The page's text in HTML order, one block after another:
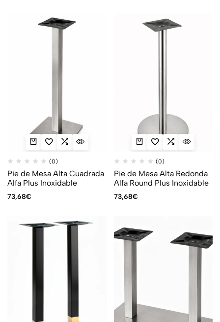
(0)
Pie de Mesa Alta Cuadrada
Alfa Plus Inoxidable
73,68€
(0)
Pie de Mesa Alta Redonda
Alfa Round Plus Inoxidable
73,68€